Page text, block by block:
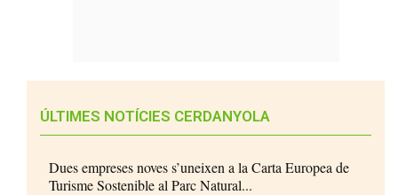
ÚLTIMES NOTÍCIES CERDANYOLA
Dues empreses noves s’uneixen a la Carta Europea de
Turisme Sostenible al Parc Natural...